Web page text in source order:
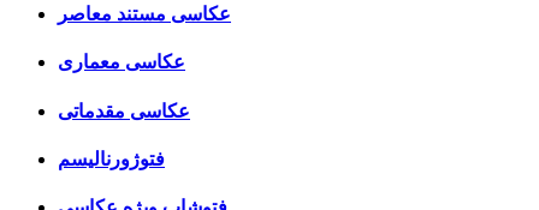
عکاسی مستند معاصر
عکاسی معماری
عکاسی مقدماتی
فتوژورنالیسم